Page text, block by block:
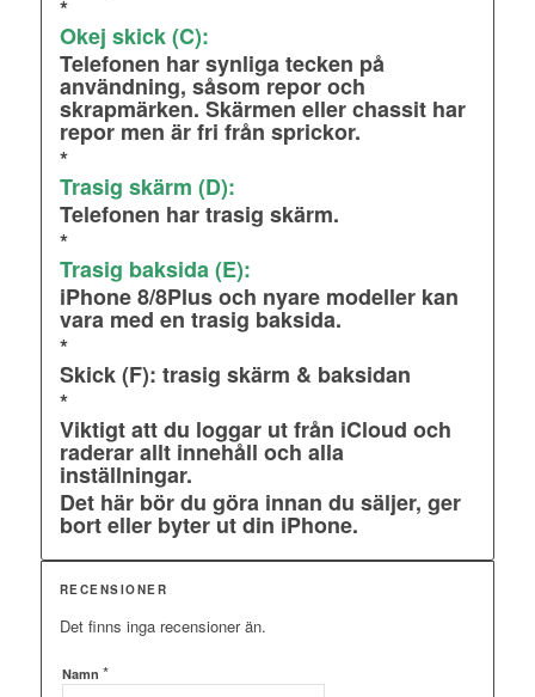
*
Okej skick (C):
Telefonen har synliga tecken på
användning, såsom repor och
skrapmärken. Skärmen eller chassit har
repor men är fri från sprickor.
*
Trasig skärm (D):
Telefonen har trasig skärm.
*
Trasig baksida (E):
iPhone 8/8Plus och nyare modeller kan
vara med en trasig baksida.
*
Skick (F): trasig skärm & baksidan
*
Viktigt att du loggar ut från iCloud och
raderar allt innehåll och alla
inställningar.
Det här bör du göra innan du säljer, ger
bort eller byter ut din iPhone.
RECENSIONER
Det finns inga recensioner än.
Namn *